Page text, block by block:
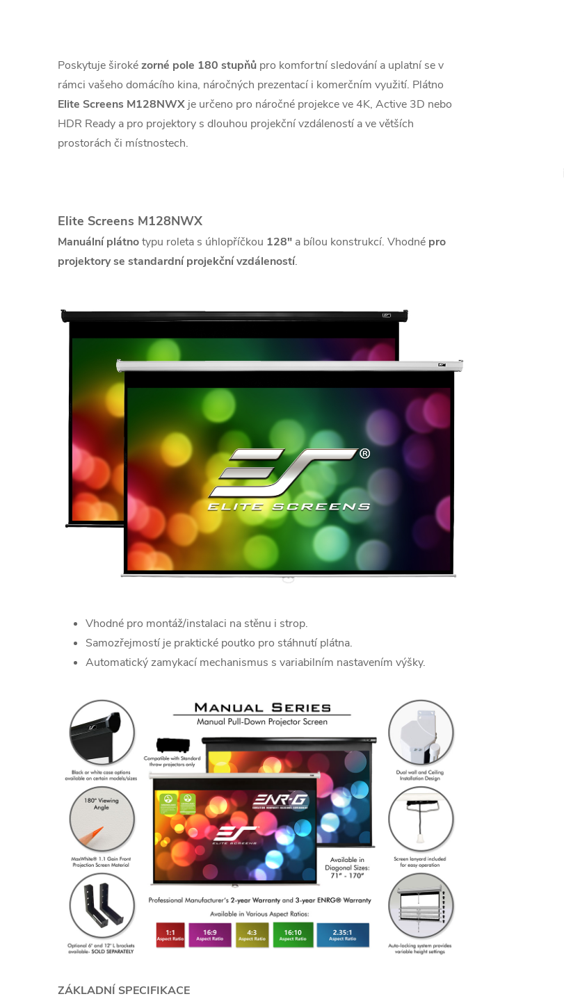
Poskytuje širokézorné pole 180 stupňů pro komfortní sledování a uplatní se v
rámci vašeho domácího kina, náročných prezentací i komerčním využití. Plátno
Elite Screens M128NWXje určeno pro náročné projekce ve 4K, Active 3D nebo
HDR Ready a pro projektory s dlouhou projekční vzdáleností a ve větších
prostorách či místnostech.
Elite Screens M128NWX
Manuální plátnotypu roleta s úhlopříčkou 128" a bílou konstrukcí. Vhodné pro
projektory se standardní projekční vzdáleností.
Vhodné pro montáž/instalaci na stěnu i strop.
Samozřejmostí je praktické poutko pro stáhnutí plátna.
Automatický zamykací mechanismus s variabilním nastavením výšky.
ZÁKLADNÍ SPECIFIKACE